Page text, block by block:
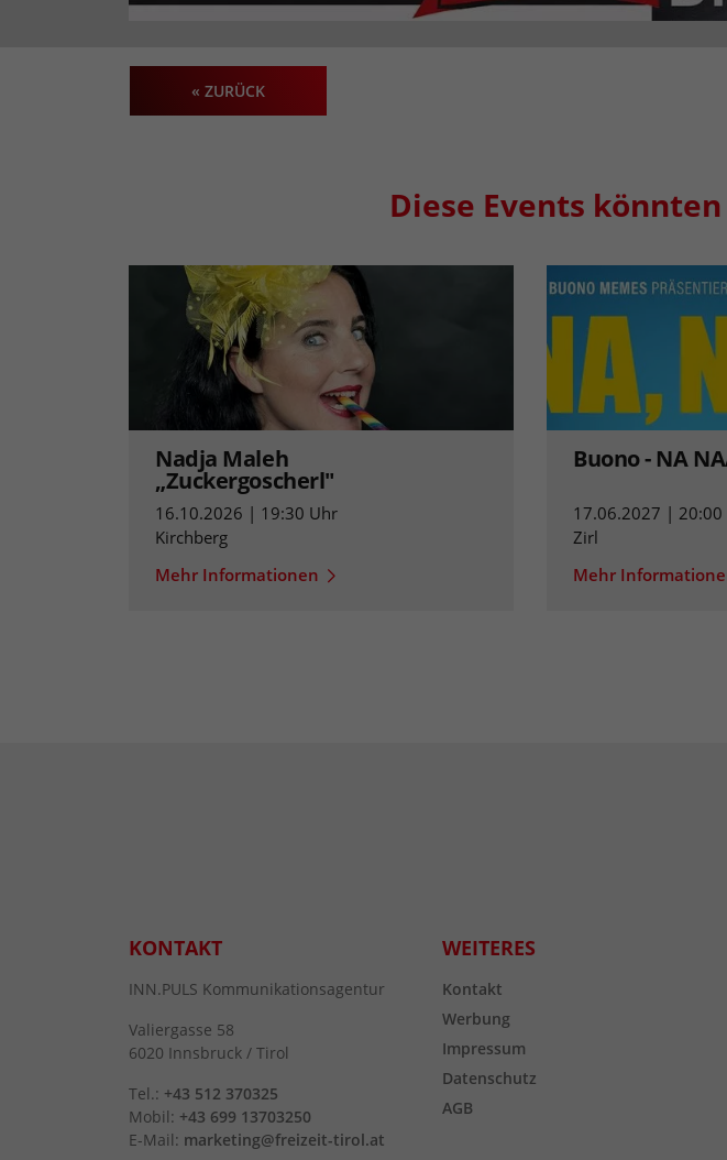
« ZURÜCK
Diese Events
Nadja Maleh
„Zuckergoscherl"
16.10.2026 | 19:30 Uhr
Kirchberg
Mehr Informationen
Buono - NA
17.06.2027 | 20:00
Zirl
Mehr
KONTAKT
INN.PULS Kommunikationsagentur
Valiergasse 58
6020 Innsbruck / Tirol
Tel.: +43 512 370325
Mobil: +43 699 13703250
E-Mail: marketing@freizeit-tirol.at
WEITERES
Kontakt
Werbung
Impressum
Datenschutz
AGB